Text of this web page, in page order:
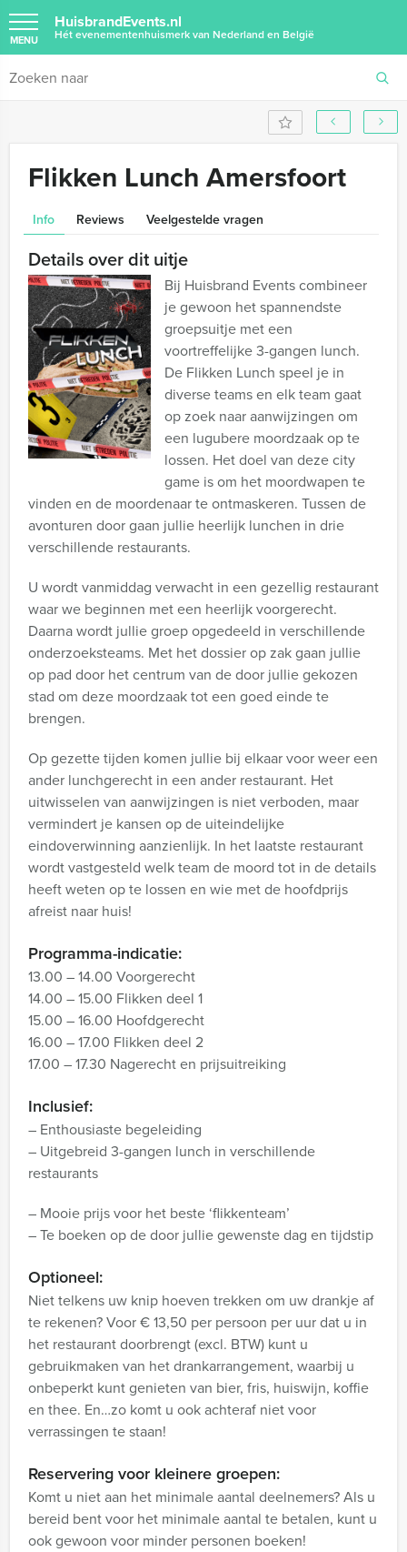
HuisbrandEvents.nl
Hét evenementenhuismerk van Nederland en België
MENU
Flikken Lunch Amersfoort
Info Reviews Veelgestelde vragen
Details over dit uitje
Bij Huisbrand Events combineer
je gewoon het spannendste
groepsuitje met een
voortreffelijke 3-gangen lunch.
De Flikken Lunch speel je in
diverse teams en elk team gaat
op zoek naar aanwijzingen om
een lugubere moordzaak op te
lossen. Het doel van deze city
game is om het moordwapen te
vinden en de moordenaar te ontmaskeren. Tussen de
avonturen door gaan jullie heerlijk lunchen in drie
verschillende restaurants.
U wordt vanmiddag verwacht in een gezellig restaurant
waar we beginnen met een heerlijk voorgerecht.
Daarna wordt jullie groep opgedeeld in verschillende
onderzoeksteams. Met het dossier op zak gaan jullie
op pad door het centrum van de door jullie gekozen
stad om deze moordzaak tot een goed einde te
brengen.
Op gezette tijden komen jullie bij elkaar voor weer een
ander lunchgerecht in een ander restaurant. Het
uitwisselen van aanwijzingen is niet verboden, maar
vermindert je kansen op de uiteindelijke
eindoverwinning aanzienlijk. In het laatste restaurant
wordt vastgesteld welk team de moord tot in de details
heeft weten op te lossen en wie met de hoofdprijs
afreist naar huis!
Programma-indicatie:
13.00 – 14.00 Voorgerecht
14.00 – 15.00 Flikken deel 1
15.00 – 16.00 Hoofdgerecht
16.00 – 17.00 Flikken deel 2
17.00 – 17.30 Nagerecht en prijsuitreiking
Inclusief:
– Enthousiaste begeleiding
– Uitgebreid 3-gangen lunch in verschillende
restaurants
– Mooie prijs voor het beste ‘flikkenteam’
– Te boeken op de door jullie gewenste dag en tijdstip
Optioneel:
Niet telkens uw knip hoeven trekken om uw drankje af
te rekenen? Voor € 13,50 per persoon per uur dat u in
het restaurant doorbrengt (excl. BTW) kunt u
gebruikmaken van het drankarrangement, waarbij u
onbeperkt kunt genieten van bier, fris, huiswijn, koffie
en thee. En…zo komt u ook achteraf niet voor
verrassingen te staan!
Reservering voor kleinere groepen:
Komt u niet aan het minimale aantal deelnemers? Als u
bereid bent voor het minimale aantal te betalen, kunt u
ook gewoon voor minder personen boeken!